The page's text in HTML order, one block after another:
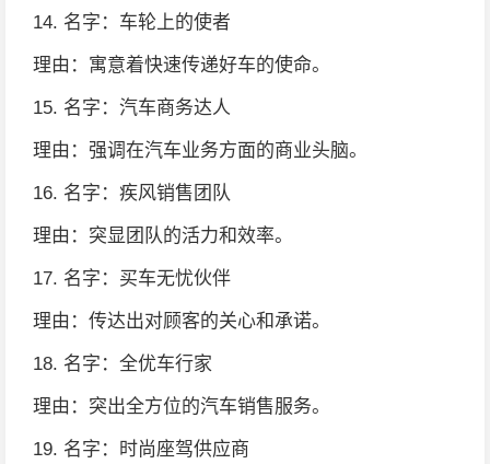
14. 名字：车轮上的使者
理由：寓意着快速传递好车的使命。
15. 名字：汽车商务达人
理由：强调在汽车业务方面的商业头脑。
16. 名字：疾风销售团队
理由：突显团队的活力和效率。
17. 名字：买车无忧伙伴
理由：传达出对顾客的关心和承诺。
18. 名字：全优车行家
理由：突出全方位的汽车销售服务。
19. 名字：时尚座驾供应商